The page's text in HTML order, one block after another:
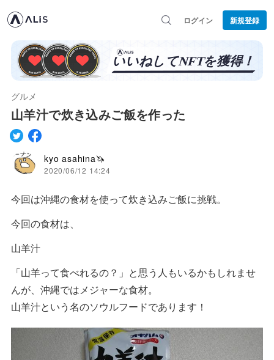
ログイン 新規登録
グルメ
山羊汁で炊き込みご飯を作った
kyo asahina🦄
2020/06/12 14:24
今回は沖縄の食材を使って炊き込みご飯に挑戦。
今回の食材は、
山羊汁
「山羊って食べれるの？」と思う人もいるかもしれませ
んが、沖縄ではメジャーな食材。
山羊汁という名のソウルフードであります！